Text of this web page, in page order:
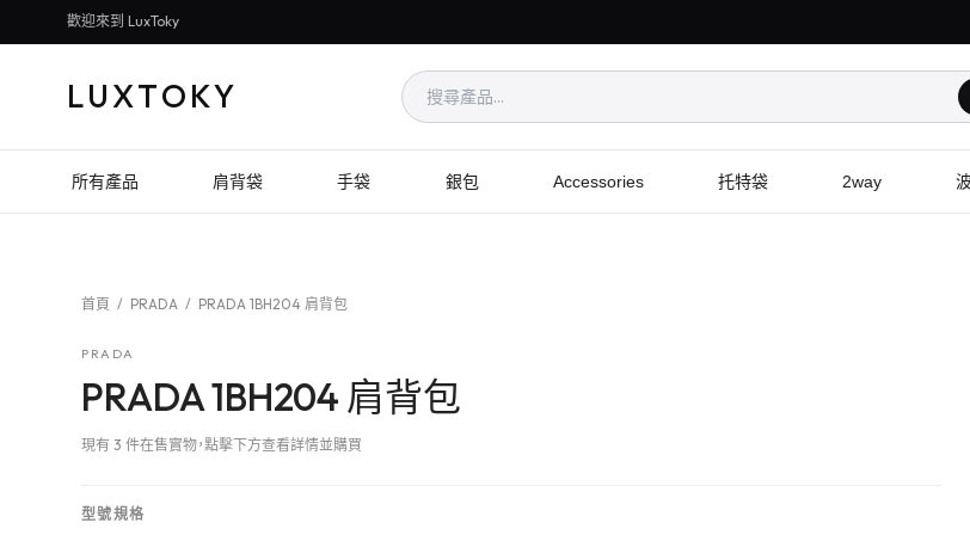
歡迎來到 LuxToky
LUXTOKY
所有產品 肩背袋 手袋 銀包 Accessories 托特袋 2way
首頁 / PRADA / PRADA 1BH204 肩背包
PRADA
PRADA 1BH204 肩背包
現有 3 件在售實物，點擊下方查看詳情並購買
型號規格